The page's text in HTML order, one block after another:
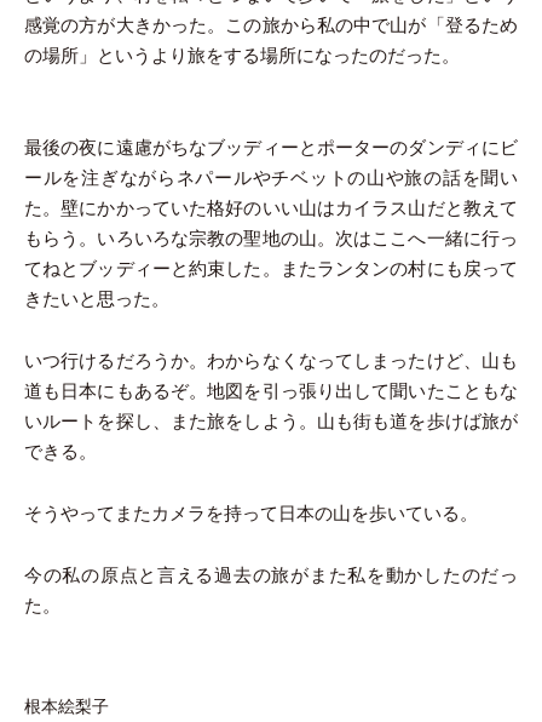
感覚の方が大きかった。この旅から私の中で山が「登るため
の場所」というより旅をする場所になったのだった。
最後の夜に遠慮がちなブッディーとポーターのダンディにビ
ールを注ぎながらネパールやチベットの山や旅の話を聞い
た。壁にかかっていた格好のいい山はカイラス山だと教えて
もらう。いろいろな宗教の聖地の山。次はここへ一緒に行っ
てねとブッディーと約束した。またランタンの村にも戻って
きたいと思った。
いつ行けるだろうか。わからなくなってしまったけど、山も
道も日本にもあるぞ。地図を引っ張り出して聞いたこともな
いルートを探し、また旅をしよう。山も街も道を歩けば旅が
できる。
そうやってまたカメラを持って日本の山を歩いている。
今の私の原点と言える過去の旅がまた私を動かしたのだっ
た。
根本絵梨子